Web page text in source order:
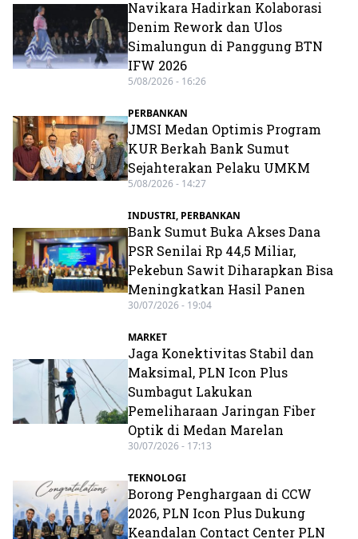
Navikara Hadirkan Kolaborasi
Denim Rework dan Ulos
Simalungun di Panggung BTN
IFW 2026
5/08/2026 - 16:26
PERBANKAN
JMSI Medan Optimis Program
KUR Berkah Bank Sumut
Sejahterakan Pelaku UMKM
5/08/2026 - 14:27
INDUSTRI, PERBANKAN
Bank Sumut Buka Akses Dana
PSR Senilai Rp 44,5 Miliar,
Pekebun Sawit Diharapkan Bisa
Meningkatkan Hasil Panen
30/07/2026 - 19:04
MARKET
Jaga Konektivitas Stabil dan
Maksimal, PLN Icon Plus
Sumbagut Lakukan
Pemeliharaan Jaringan Fiber
Optik di Medan Marelan
30/07/2026 - 17:13
TEKNOLOGI
Borong Penghargaan di CCW
2026, PLN Icon Plus Dukung
Keandalan Contact Center PLN